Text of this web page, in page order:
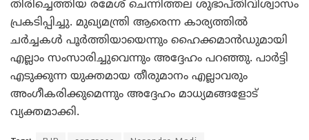
തിരിച്ചെത്തിയ രമേശ് ചെന്നിത്തല ശുഭാപ്തിവിശ്വാസം
പ്രകടിപ്പിച്ചു. മുഖ്യമന്ത്രി ആരെന്ന കാര്യത്തിൽ
ചർച്ചകൾ പൂർത്തിയായെന്നും ഹൈക്കമാൻഡുമായി
എല്ലാം സംസാരിച്ചുവെന്നും അദ്ദേഹം പറഞ്ഞു. പാർട്ടി
എടുക്കുന്ന യുക്തമായ തീരുമാനം എല്ലാവരും
അംഗീകരിക്കുമെന്നും അദ്ദേഹം മാധ്യമങ്ങളോട്
വ്യക്തമാക്കി.